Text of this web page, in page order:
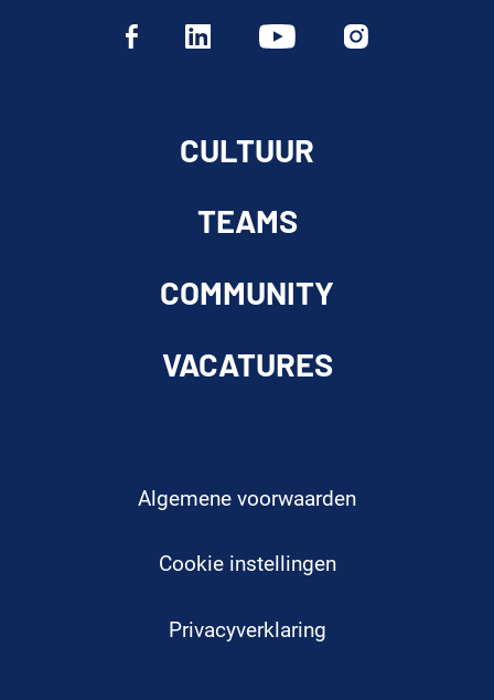
CULTUUR
TEAMS
COMMUNITY
VACATURES
Algemene voorwaarden
Cookie instellingen
Privacyverklaring